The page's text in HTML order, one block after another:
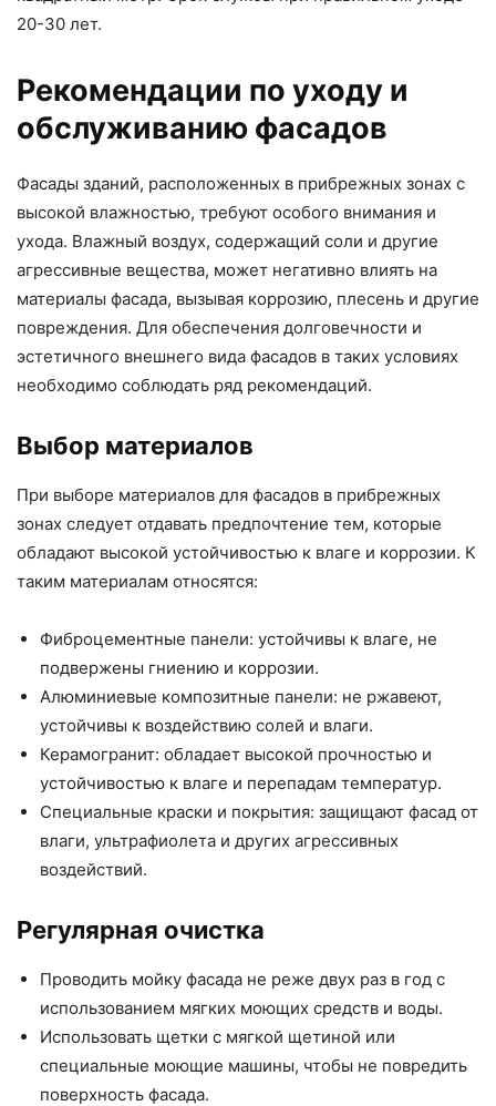
20-30 лет.
Рекомендации по уходу и
обслуживанию фасадов
Фасады зданий, расположенных в прибрежных зонах с
высокой влажностью, требуют особого внимания и
ухода. Влажный воздух, содержащий соли и другие
агрессивные вещества, может негативно влиять на
материалы фасада, вызывая коррозию, плесень и другие
повреждения. Для обеспечения долговечности и
эстетичного внешнего вида фасадов в таких условиях
необходимо соблюдать ряд рекомендаций.
Выбор материалов
При выборе материалов для фасадов в прибрежных
зонах следует отдавать предпочтение тем, которые
обладают высокой устойчивостью к влаге и коррозии. К
таким материалам относятся:
Фиброцементные панели: устойчивы к влаге, не
подвержены гниению и коррозии.
Алюминиевые композитные панели: не ржавеют,
устойчивы к воздействию солей и влаги.
Керамогранит: обладает высокой прочностью и
устойчивостью к влаге и перепадам температур.
Специальные краски и покрытия: защищают фасад от
влаги, ультрафиолета и других агрессивных
воздействий.
Регулярная очистка
Проводить мойку фасада не реже двух раз в год с
использованием мягких моющих средств и воды.
Использовать щетки с мягкой щетиной или
специальные моющие машины, чтобы не повредить
поверхность фасада.